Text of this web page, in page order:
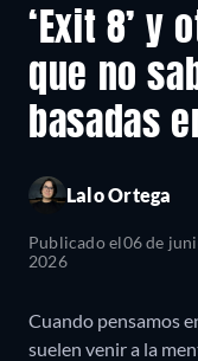
‘Exit 8’ y
que no
basadas
Lalo Ortega
Publicado el06 de
2026
Cuando pensamos
suelen venir a la